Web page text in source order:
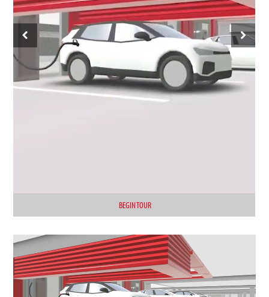
Contact
BEGIN TOUR